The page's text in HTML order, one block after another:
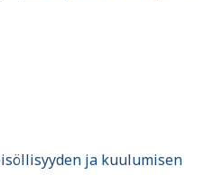
ja kuulumisen